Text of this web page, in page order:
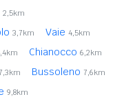
2,5km
3,7km Vaie 4,5km
Chianocco 6,2km
7,3km Bussoleno 7,6km
9,8km